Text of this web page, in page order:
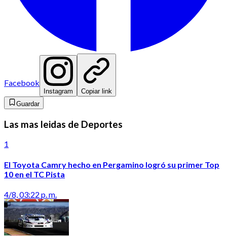
Facebook
Instagram
Copiar link
Guardar
Las mas leidas de Deportes
1
El Toyota Camry hecho en Pergamino logró su primer Top
10 en el TC Pista
4/8, 03:22 p. m.